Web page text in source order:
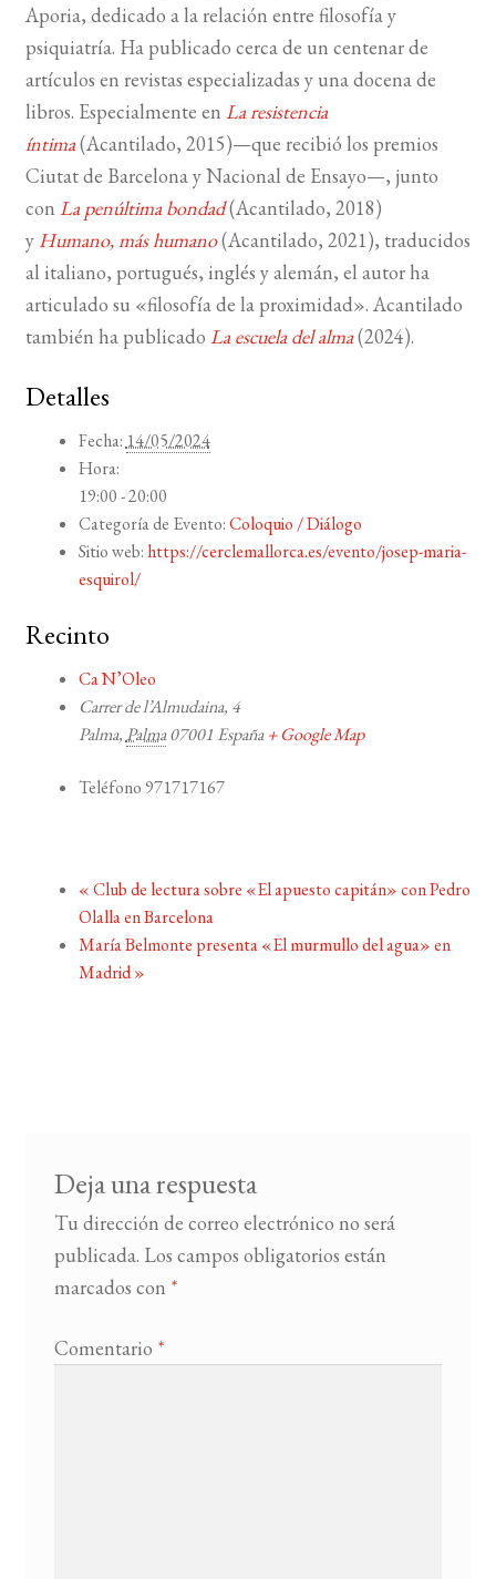
Aporia, dedicado a la relación entre filosofía y
psiquiatría. Ha publicado cerca de un centenar de
artículos en revistas especializadas y una docena de
libros. Especialmente en La resistencia
íntima(Acantilado, 2015)—que recibió los premios
Ciutat de Barcelona y Nacional de Ensayo—, junto
con La penúltima bondad(Acantilado, 2018)
y Humano, más humano(Acantilado, 2021), traducidos
al italiano, portugués, inglés y alemán, el autor ha
articulado su «filosofía de la proximidad». Acantilado
también ha publicado La escuela del alma(2024).
Detalles
Fecha:14/05/2024
Hora:
19:00 - 20:00
Categoría de Evento:Coloquio / Diálogo
Sitio web: https://cerclemallorca.es/evento/josep-maria-
esquirol/
Recinto
Ca N’Oleo
Carrer de l’Almudaina, 4
Palma,Palma 07001 España + Google Map
Teléfono 971717167
«Club de lectura sobre «El apuesto capitán» con Pedro
Olalla en Barcelona
María Belmonte presenta «El murmullo del agua» en
Madrid»
Deja una respuesta
Tu dirección de correo electrónico no será
publicada. Los campos obligatorios están
marcados con *
Comentario *